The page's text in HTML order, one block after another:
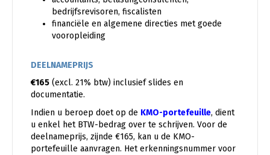
bedrijfsrevisoren, fiscalisten
financiële en algemene directies met goede
vooropleiding
DEELNAMEPRIJS
€165 (excl. 21% btw) inclusief slides en
documentatie.
Indien u beroep doet op de KMO-portefeuille, dient
u enkel het BTW-bedrag over te schrijven. Voor de
deelnameprijs, zijnde €165, kan u de KMO-
portefeuille aanvragen. Het erkenningsnummer voor